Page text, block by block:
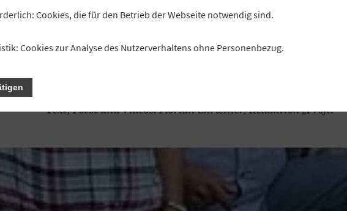
Fünf Freunde gründeten im November 2020 die Kommunbrauerei
Burgkunstadt eG, um die Bierkultur in der oberfränkischen
Text, Fotos und Videos: Florian Christner, Redaktion „Profil“
Cookies, die für den Betrieb der Webseite notwendig sind.
Cookies zur Analyse des Nutzerverhaltens ohne Personenbezug.